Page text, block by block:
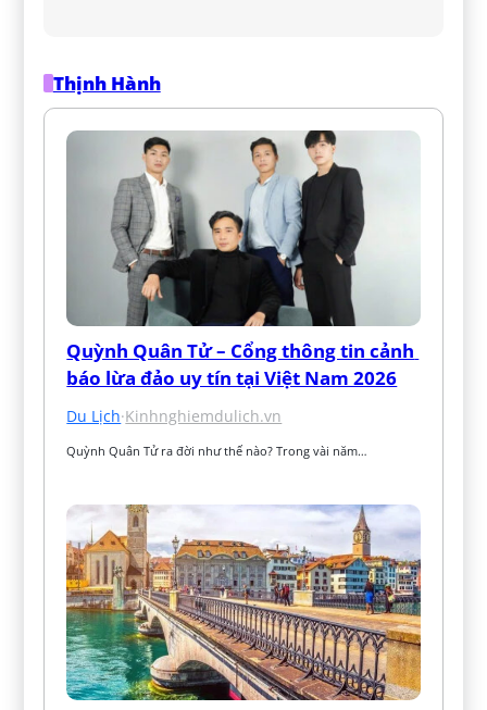
Thịnh Hành
Quỳnh Quân Tử – Cổng thông tin cảnh
báo lừa đảo uy tín tại Việt Nam 2026
Du Lịch·Kinhnghiemdulich.vn
Quỳnh Quân Tử ra đời như thế nào? Trong vài năm…